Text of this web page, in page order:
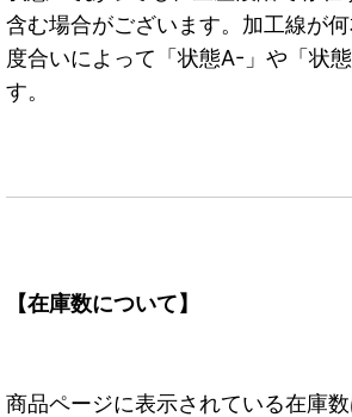
含む場合がございます。加工線が
度合いによって「状態A-」や「状
す。
【在庫数について】
商品ページに表示されている在庫